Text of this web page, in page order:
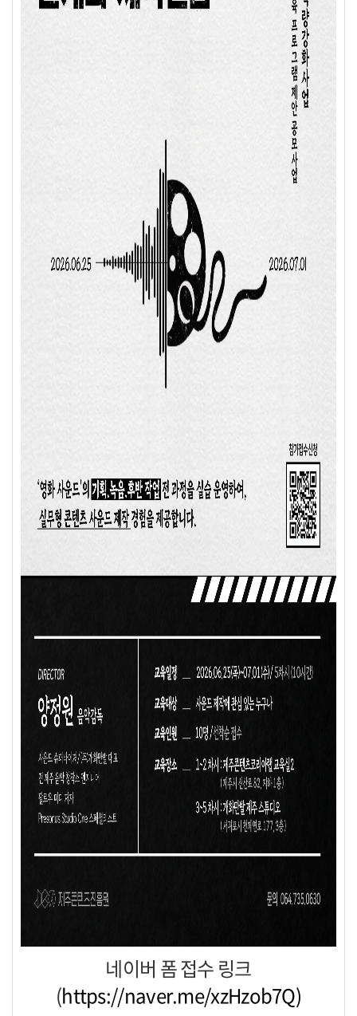
네이버 폼 접수 링크
(https://naver.me/xzHzob7Q)